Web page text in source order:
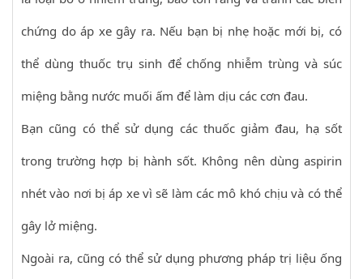
chứng do áp xe gây ra. Nếu bạn bị nhẹ hoặc mới bị, có
thể dùng thuốc trụ sinh để chống nhiễm trùng và súc
miệng bằng nước muối ấm để làm dịu các cơn đau.
Bạn cũng có thể sử dụng các thuốc giảm đau, hạ sốt
trong trường hợp bị hành sốt. Không nên dùng aspirin
nhét vào nơi bị áp xe vì sẽ làm các mô khó chịu và có thể
gây lở miệng.
Ngoài ra, cũng có thể sử dụng phương pháp trị liệu ống